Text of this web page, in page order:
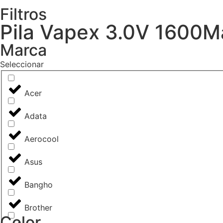
Filtros
Pila Vapex 3.0V
Marca
Seleccionar
Acer
Adata
Aerocool
Asus
Bangho
Brother